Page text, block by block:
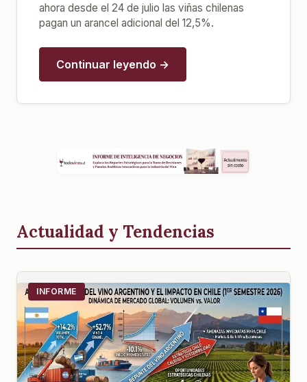
ahora desde el 24 de julio las viñas chilenas
pagan un arancel adicional del 12,5%.
Continuar leyendo →
Actualidad y Tendencias
INFORME